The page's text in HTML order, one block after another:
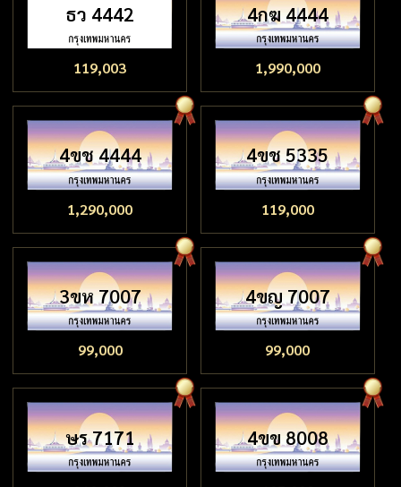
ธว 4442
119,003
4กฆ 4444
1,990,000
4ขช 4444
1,290,000
4ขช 5335
119,000
3ขห 7007
99,000
4ขญ 7007
99,000
ษร 7171 4ขข 8008